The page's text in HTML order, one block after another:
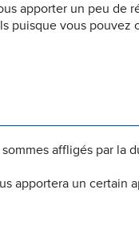
apporter un peu de
puisque vous pouvez
affligés par la
apportera un certain